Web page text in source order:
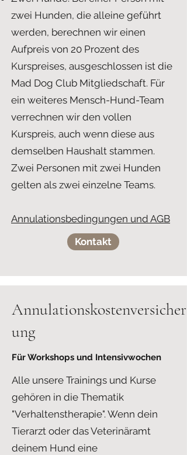
zwei Hunden, die alleine geführt
werden, berechnen wir einen
Aufpreis von 20 Prozent des
Kurspreises, ausgeschlossen ist die
Mad Dog Club Mitgliedschaft. Für
ein weiteres Mensch-Hund-Team
verrechnen wir den vollen
Kurspreis, auch wenn diese aus
demselben Haushalt stammen.
Zwei Personen mit zwei Hunden
gelten als zwei einzelne Teams.
Annulationsbedingungen und AGB
Kontakt
Annulationskostenversicher
ung
Für Workshops und Intensivwochen
Alle unsere Trainings und Kurse
gehören in die Thematik
"Verhaltenstherapie". Wenn dein
Tierarzt oder das Veterinäramt
deinem Hund eine